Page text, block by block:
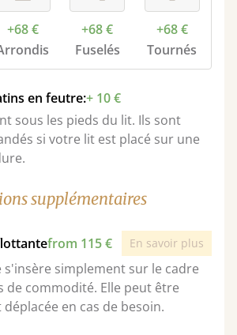
+68 €
+68 €
Fuselés
+68 €
Tournés
en feutre:+ 10 €
sous les pieds du lit. Ils sont
si votre lit est placé sur une
supplémentaires
from 115 € En savoir plus
s'insère simplement sur le cadre
de commodité. Elle peut être
en cas de besoin.